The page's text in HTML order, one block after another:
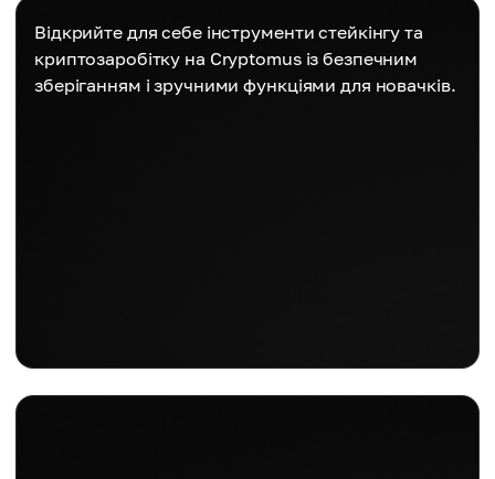
Відкрийте для себе інструменти стейкінгу та
криптозаробітку на Cryptomus із безпечним
зберіганням і зручними функціями для новачків.